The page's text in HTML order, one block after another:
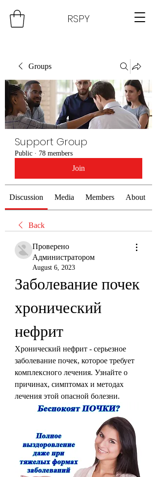
RSPY
Groups
Support Group
Public · 78 members
Join
Discussion Media Members About
Back
Проверено
Администратором
August 6, 2023
Заболевание почек
хронический
нефрит
Хронический нефрит - серьезное
заболевание почек, которое требует
комплексного лечения. Узнайте о
причинах, симптомах и методах
лечения этой опасной болезни.